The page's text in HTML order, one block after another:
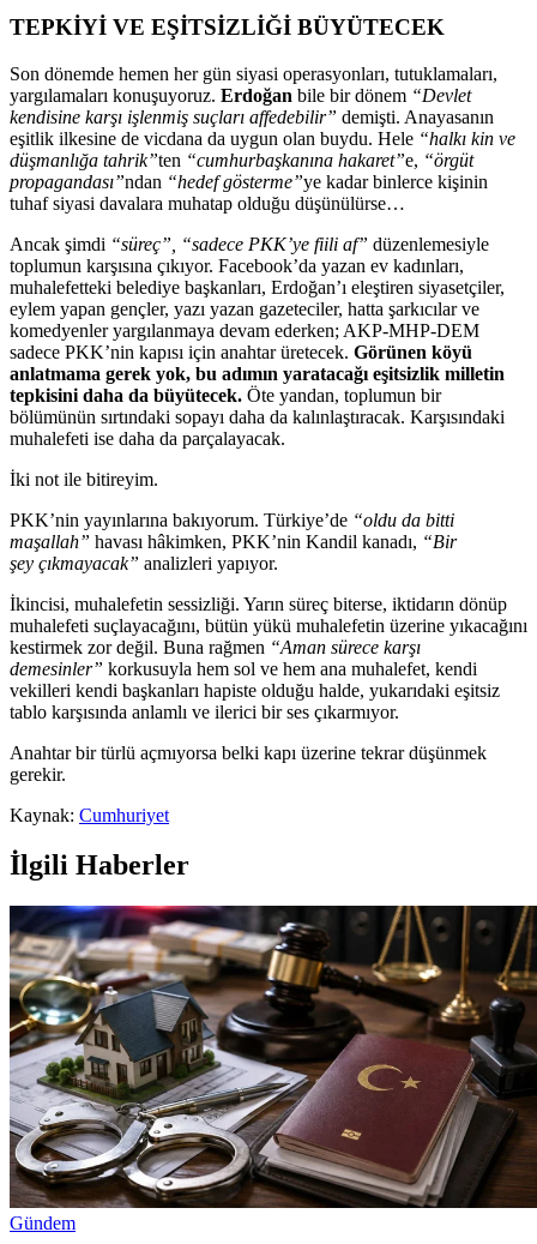
TEPKİYİ VE EŞİTSİZLİĞİ BÜYÜTECEK
Son dönemde hemen her gün siyasi operasyonları, tutuklamaları,
yargılamaları konuşuyoruz. Erdoğan bile bir dönem “Devlet
kendisine karşı işlenmiş suçları affedebilir” demişti. Anayasanın
eşitlik ilkesine de vicdana da uygun olan buydu. Hele “halkı kin ve
düşmanlığa tahrik”ten “cumhurbaşkanına hakaret”e, “örgüt
propagandası”ndan “hedef gösterme”ye kadar binlerce kişinin
tuhaf siyasi davalara muhatap olduğu düşünülürse…
Ancak şimdi “süreç”, “sadece PKK’ye fiili af” düzenlemesiyle
toplumun karşısına çıkıyor. Facebook’da yazan ev kadınları,
muhalefetteki belediye başkanları, Erdoğan’ı eleştiren siyasetçiler,
eylem yapan gençler, yazı yazan gazeteciler, hatta şarkıcılar ve
komedyenler yargılanmaya devam ederken; AKP-MHP-DEM
sadece PKK’nin kapısı için anahtar üretecek. Görünen köyü
anlatmama gerek yok, bu adımın yaratacağı eşitsizlik milletin
tepkisini daha da büyütecek. Öte yandan, toplumun bir
bölümünün sırtındaki sopayı daha da kalınlaştıracak. Karşısındaki
muhalefeti ise daha da parçalayacak.
İki not ile bitireyim.
PKK’nin yayınlarına bakıyorum. Türkiye’de “oldu da bitti
maşallah” havası hâkimken, PKK’nin Kandil kanadı, “Bir
şey çıkmayacak” analizleri yapıyor.
İkincisi, muhalefetin sessizliği. Yarın süreç biterse, iktidarın dönüp
muhalefeti suçlayacağını, bütün yükü muhalefetin üzerine yıkacağını
kestirmek zor değil. Buna rağmen “Aman sürece karşı
demesinler” korkusuyla hem sol ve hem ana muhalefet, kendi
vekilleri kendi başkanları hapiste olduğu halde, yukarıdaki eşitsiz
tablo karşısında anlamlı ve ilerici bir ses çıkarmıyor.
Anahtar bir türlü açmıyorsa belki kapı üzerine tekrar düşünmek
gerekir.
Kaynak: Cumhuriyet
İlgili Haberler
Gündem